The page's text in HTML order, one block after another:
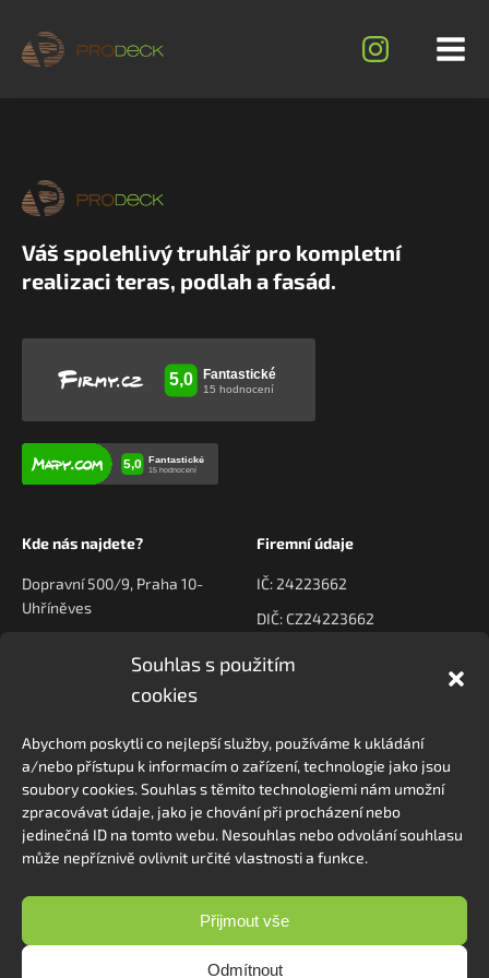
Souhlas s použitím
cookies
Abychom poskytli co nejlepší služby, používáme k ukládání
a/nebo přístupu k informacím o zařízení, technologie jako jsou
soubory cookies. Souhlas s těmito technologiemi nám umožní
zpracovávat údaje, jako je chování při procházení nebo
jedinečná ID na tomto webu. Nesouhlas nebo odvolání souhlasu
může nepříznivě ovlivnit určité vlastnosti a funkce.
Přijmout vše
Odmítnout
Váš spolehlivý truhlář pro kompletní
realizaci teras, podlah a fasád.
Kde nás najdete?
Dopravní 500/9, Praha 10-
Uhříněves
Firemní údaje
IČ: 24223662
DIČ: CZ24223662
Kontaktujte nás
+420 778 222 800
Navigace
O nás
Kontakt